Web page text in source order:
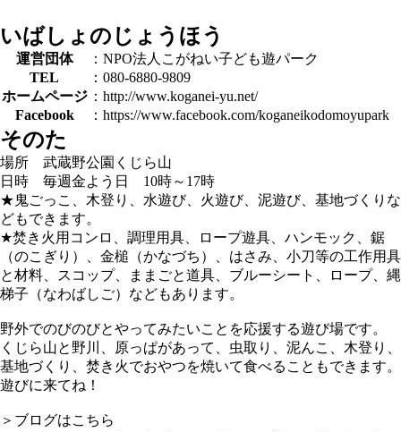
いばしょのじょうほう
運営団体
：NPO法人こがねい子ども遊パーク
TEL
：080-6880-9809
ホームページ ：http://www.koganei-yu.net/
Facebook
：https://www.facebook.com/koganeikodomoyupark
そのた
場所 武蔵野公園くじら山
日時 毎週金よう日 10時～17時
★鬼ごっこ、木登り、水遊び、火遊び、泥遊び、基地づくりな
どもできます。
★焚き火用コンロ、調理用具、ロープ遊具、ハンモック、鋸
（のこぎり）、金槌（かなづち）、はさみ、小刀等の工作用具
と材料、スコップ、ままごと道具、ブルーシート、ロープ、縄
梯子（なわばしご）などもあります。
野外でのびのびとやってみたいことを応援する遊び場です。
くじら山と野川、原っぱがあって、虫取り、泥んこ、木登り、
基地づくり、焚き火でおやつを焼いて食べることもできます。
遊びに来てね！
＞ブログはこちら